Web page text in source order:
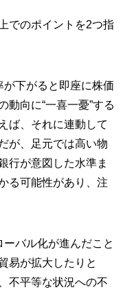
でのポイントを2つ指
下がると即座に株価
動向に“一喜一憂”する
ば、それに連動して
が、足元では高い物
行が意図した水準ま
る可能性があり、注
バル化が進んだこと
易が拡大したりと
不平等な状況への不